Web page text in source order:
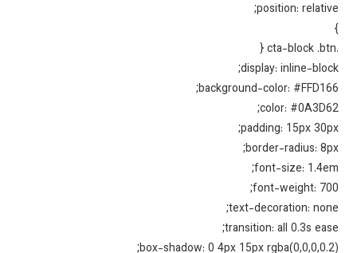
position:
display: inline-
background-color:
color:
padding: 15px
border-radius:
font-size:
font-weight:
text-decoration:
transition: all 0.3s
box-shadow: 0 4px 15px